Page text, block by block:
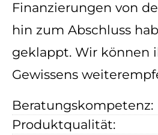
Finanzierungen von
hin zum Abschluss
geklappt. Wir können
Gewissens
Beratungskompetenz:
Produktqualität: